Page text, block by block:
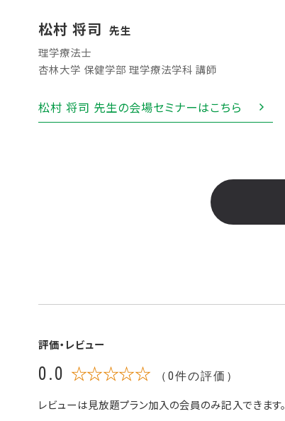
松村 将司 先生
理学療法士
杏林大学 保健学部 理学療法学科 講師
松村 将司 先生の会場セミナーはこちら
評価・レビュー
0.0 ☆☆☆☆☆ （0件の評価）
レビューは見放題プラン加入の会員のみ記入できます。